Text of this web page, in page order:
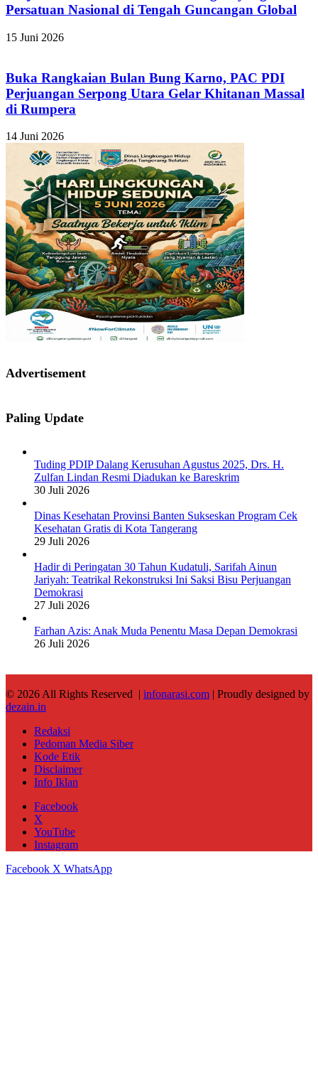
Persatuan Nasional di Tengah Guncangan Global
15 Juni 2026
Buka Rangkaian Bulan Bung Karno, PAC PDI
Perjuangan Serpong Utara Gelar Khitanan Massal
di Rumpera
14 Juni 2026
Advertisement
Paling Update
Tuding PDIP Dalang Kerusuhan Agustus 2025, Drs. H.
Zulfan Lindan Resmi Diadukan ke Bareskrim
30 Juli 2026
Dinas Kesehatan Provinsi Banten Sukseskan Program Cek
Kesehatan Gratis di Kota Tangerang
29 Juli 2026
Hadir di Peringatan 30 Tahun Kudatuli, Sarifah Ainun
Jariyah: Teatrikal Rekonstruksi Ini Saksi Bisu Perjuangan
Demokrasi
27 Juli 2026
Farhan Azis: Anak Muda Penentu Masa Depan Demokrasi
26 Juli 2026
© 2026 All Rights Reserved | infonarasi.com | Proudly designed by
dezain.in
Redaksi
Pedoman Media Siber
Kode Etik
Disclaimer
Info Iklan
Facebook
X
YouTube
Instagram
Facebook X WhatsApp